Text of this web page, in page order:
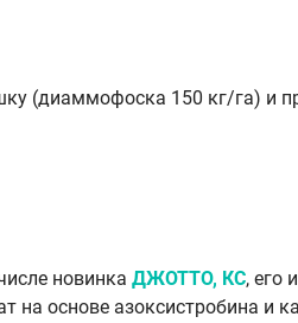
(диаммофоска 150 кг/га) и
новинка ДЖОТТО, КС, его
на основе азоксистробина и